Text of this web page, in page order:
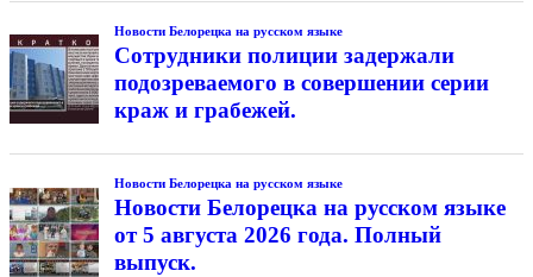
Новости Белорецка на русском языке
Сотрудники полиции задержали
подозреваемого в совершении серии
краж и грабежей.
Новости Белорецка на русском языке
Новости Белорецка на русском языке
от 5 августа 2026 года. Полный
выпуск.